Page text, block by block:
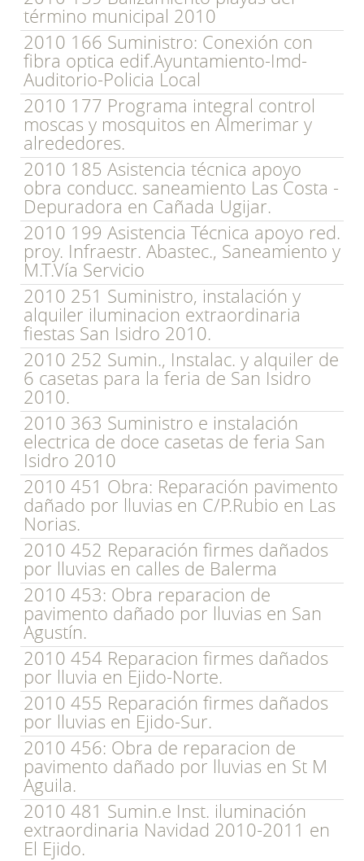
término municipal 2010
2010 166 Suministro: Conexión con
fibra optica edif.Ayuntamiento-Imd-
Auditorio-Policia Local
2010 177 Programa integral control
moscas y mosquitos en Almerimar y
alrededores.
2010 185 Asistencia técnica apoyo
obra conducc. saneamiento Las Costa -
Depuradora en Cañada Ugijar.
2010 199 Asistencia Técnica apoyo red.
proy. Infraestr. Abastec., Saneamiento y
M.T.Vía Servicio
2010 251 Suministro, instalación y
alquiler iluminacion extraordinaria
fiestas San Isidro 2010.
2010 252 Sumin., Instalac. y alquiler de
6 casetas para la feria de San Isidro
2010.
2010 363 Suministro e instalación
electrica de doce casetas de feria San
Isidro 2010
2010 451 Obra: Reparación pavimento
dañado por lluvias en C/P.Rubio en Las
Norias.
2010 452 Reparación firmes dañados
por lluvias en calles de Balerma
2010 453: Obra reparacion de
pavimento dañado por lluvias en San
Agustín.
2010 454 Reparacion firmes dañados
por lluvia en Ejido-Norte.
2010 455 Reparación firmes dañados
por lluvias en Ejido-Sur.
2010 456: Obra de reparacion de
pavimento dañado por lluvias en St M
Aguila.
2010 481 Sumin.e Inst. iluminación
extraordinaria Navidad 2010-2011 en
El Ejido.